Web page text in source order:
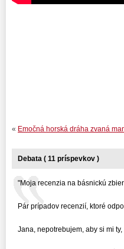
« Emočná horská dráha zvaná
Debata ( 11 príspevkov )
"Moja recenzia na básnickú
Pár prípadov recenzií, ktoré
Jana, nepotrebujem, aby si mi